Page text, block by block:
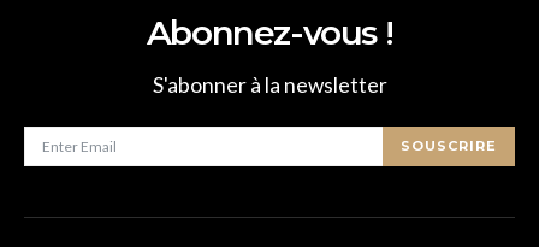
Abonnez-vous !
S'abonner à la newsletter
SOUSCRIRE